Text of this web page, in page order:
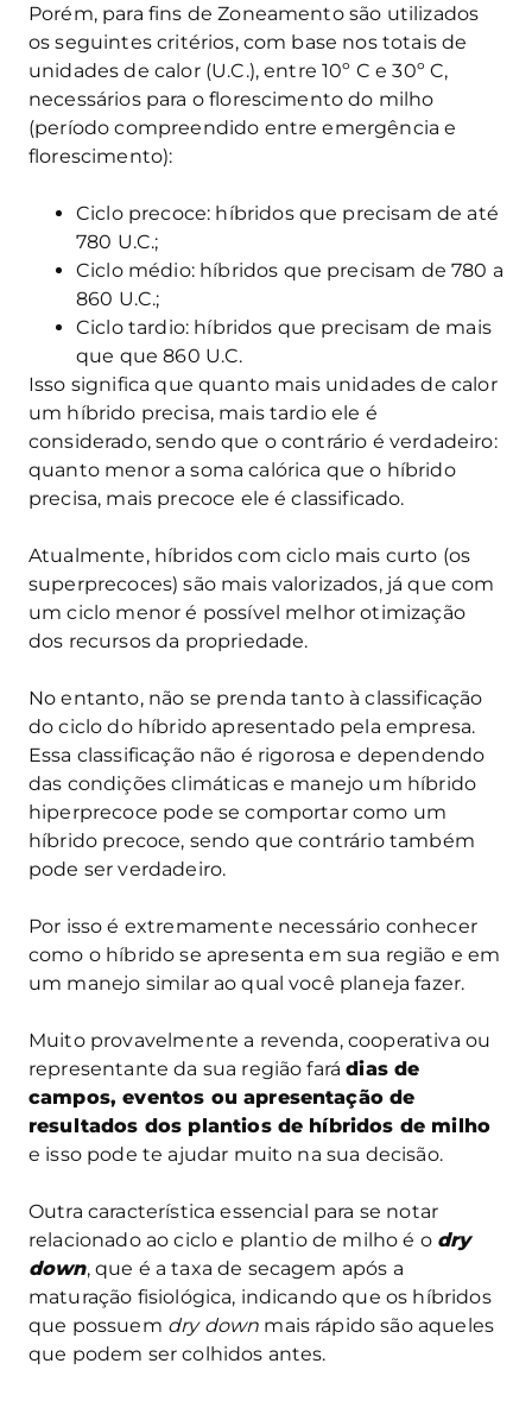
Porém, para fins de Zoneamento são utilizados
os seguintes critérios, com base nos totais de
unidades de calor (U.C.), entre 10º C e 30º C,
necessários para o florescimento do milho
(período compreendido entre emergência e
florescimento):
Ciclo precoce: híbridos que precisam de até
780 U.C.;
Ciclo médio: híbridos que precisam de 780 a
860 U.C.;
Ciclo tardio: híbridos que precisam de mais
que que 860 U.C.
Isso significa que quanto mais unidades de calor
um híbrido precisa, mais tardio ele é
considerado, sendo que o contrário é verdadeiro:
quanto menor a soma calórica que o híbrido
precisa, mais precoce ele é classificado.
Atualmente, híbridos com ciclo mais curto (os
superprecoces) são mais valorizados, já que com
um ciclo menor é possível melhor otimização
dos recursos da propriedade.
No entanto, não se prenda tanto à classificação
do ciclo do híbrido apresentado pela empresa.
Essa classificação não é rigorosa e dependendo
das condições climáticas e manejo um híbrido
hiperprecoce pode se comportar como um
híbrido precoce, sendo que contrário também
pode ser verdadeiro.
Por isso é extremamente necessário conhecer
como o híbrido se apresenta em sua região e em
um manejo similar ao qual você planeja fazer.
Muito provavelmente a revenda, cooperativa ou
representante da sua região farádias de
campos, eventos ou apresentação de
resultados dos plantios de híbridos de milho
e isso pode te ajudar muito na sua decisão.
Outra característica essencial para se notar
relacionado ao ciclo e plantio de milho é o dry
down, que é a taxa de secagem após a
maturação fisiológica, indicando que os híbridos
que possuem dry down mais rápido são aqueles
que podem ser colhidos antes.